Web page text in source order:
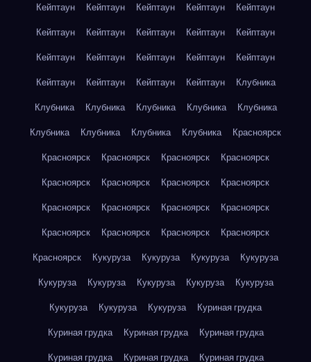
Кейптаун
Кейптаун Кейптаун Кейптаун
Кейптаун
Кейптаун
Кейптаун Кейптаун Кейптаун
Кейптаун
Кейптаун
Кейптаун Кейптаун Кейптаун
Кейптаун
Кейптаун
Кейптаун Кейптаун Кейптаун
Клубника
Клубника
Клубника Клубника Клубника
Клубника
Клубника
Клубника Клубника Клубника
Красноярск
Красноярск
Красноярск Красноярск
Красноярск
Красноярск
Красноярск Красноярск
Красноярск
Красноярск
Красноярск Красноярск
Красноярск
Красноярск
Красноярск Красноярск
Красноярск
Красноярск
Кукуруза Кукуруза Кукуруза
Кукуруза
Кукуруза
Кукуруза Кукуруза Кукуруза
Кукуруза
Кукуруза
Кукуруза Кукуруза
Куриная грудка
Куриная грудка
Куриная грудка
Куриная грудка
Куриная грудка
Куриная грудка
Куриная грудка